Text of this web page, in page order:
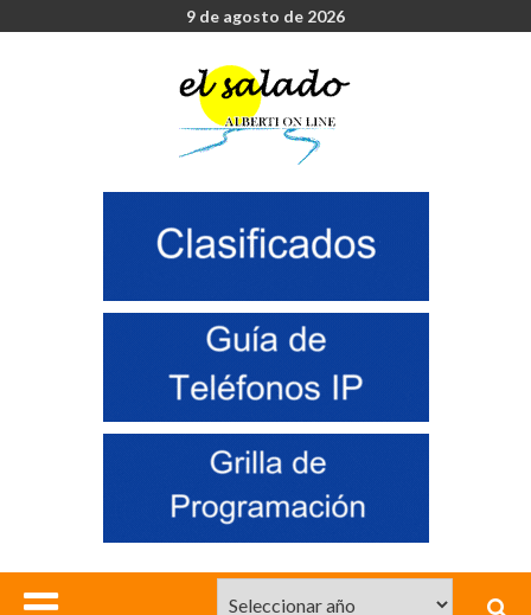
9 de agosto de 2026